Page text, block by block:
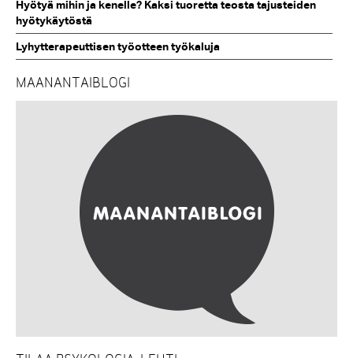
Hyötyä mihin ja kenelle? Kaksi tuoretta teosta tajusteiden
hyötykäytöstä
Lyhytterapeuttisen työotteen työkaluja
MAANANTAIBLOGI